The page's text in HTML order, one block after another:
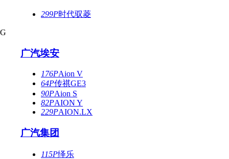
299P时代驭菱
G
广汽埃安
176PAion V
64P传祺GE3
90PAion S
82PAION Y
229PAION.LX
广汽集团
115P绎乐